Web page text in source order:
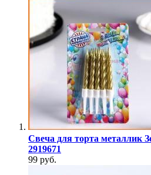
Свеча для торта металлик
2919671
99 руб.